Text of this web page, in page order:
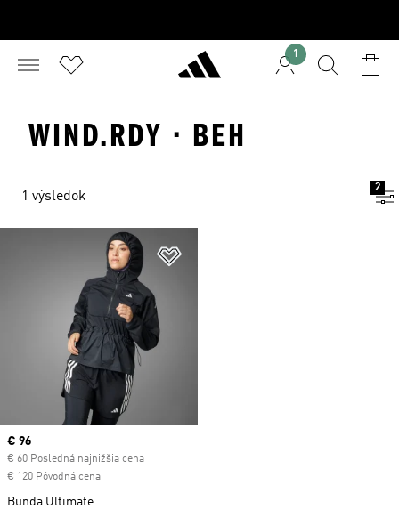
1
WIND.RDY · BEH
1 výsledok
2
Current price
€ 96
€ 60 Posledná najnižšia cena
€ 120 Pôvodná cena
Bunda Ultimate